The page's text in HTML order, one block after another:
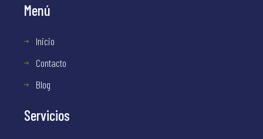
Menú
Inicio
Contacto
Blog
Servicios